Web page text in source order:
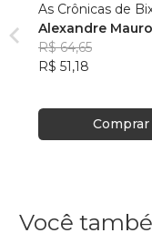
As Crônicas de
Alexandre
R$ 64,65
R$ 51,18
Comprar
Você